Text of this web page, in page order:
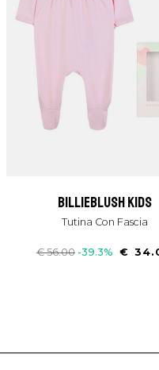
billieblush kids
Tutina Con Fascia
€ 56.00 -39.3% €